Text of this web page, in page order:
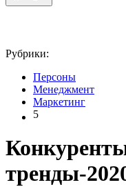
Рубрики:
Персоны
Менеджмент
Маркетинг
5
тренды-